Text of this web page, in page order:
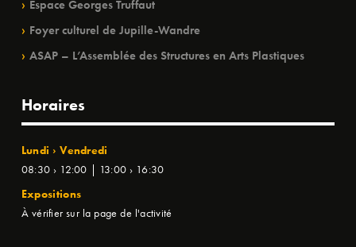
Espace Georges Truffaut
Foyer culturel de Jupille-Wandre
ASAP – L’Assemblée des Structures en Arts Plastiques
Horaires
Lundi › Vendredi
08:30 › 12:00 | 13:00 › 16:30
Expositions
À vérifier sur la page de l'activité